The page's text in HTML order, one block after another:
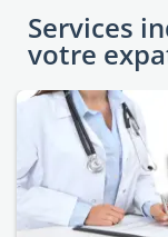
Services
votre